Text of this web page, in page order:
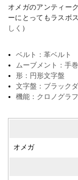
オメガのアンティー
ーにとってもラスボ
しく ）
ベルト：革ベルト
ムーブメント：手
形：円形文字盤
文字盤：ブラック
機能：クロノグラフ
オメガ